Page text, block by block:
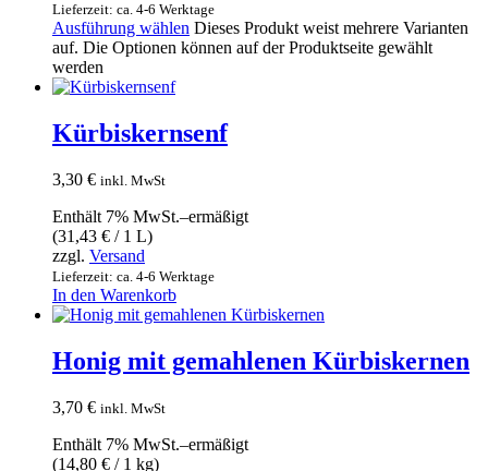
Lieferzeit: ca. 4-6 Werktage
Ausführung wählen Dieses Produkt weist mehrere Varianten
auf. Die Optionen können auf der Produktseite gewählt
werden
Kürbiskernsenf
3,30 € inkl. MwSt
Enthält 7% MwSt.–ermäßigt
(31,43 € / 1 L)
zzgl. Versand
Lieferzeit: ca. 4-6 Werktage
In den Warenkorb
Honig mit gemahlenen Kürbiskernen
3,70 € inkl. MwSt
Enthält 7% MwSt.–ermäßigt
(14,80 € / 1 kg)